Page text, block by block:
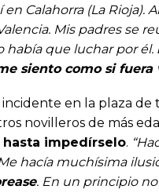
Calahorra (La Rioja).
Mis padres se
había que luchar por él.
siento como si fuera
en la plaza de
novilleros de más
impedírselo.
hacía muchísima
. En un principio